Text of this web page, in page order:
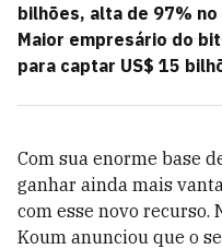
bilhões, alta de 97%
Maior empresário do
para captar US$ 15
Com sua enorme base
ganhar ainda mais
com esse novo recurso.
Koum anunciou que o